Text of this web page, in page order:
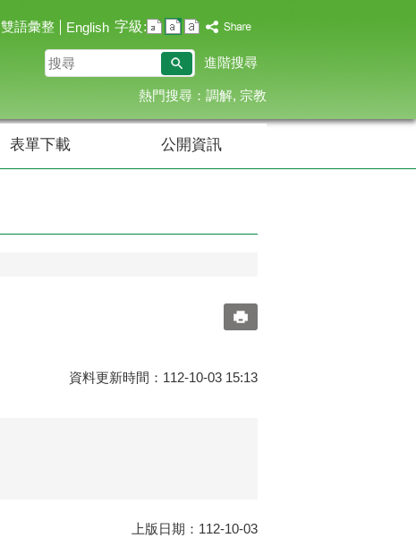
雙語彙整 English 字級:
搜
尋
進階搜尋
熱門搜尋： 調解 宗教
表單下載 公開資訊
資料更新時間：112-10-03 15:13
上版日期：112-10-03